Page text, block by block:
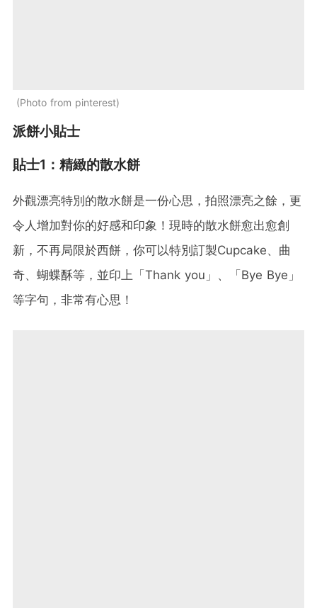
Photo from pinterest
派餅小貼士
貼士1：精緻的散水餅
外觀漂亮特別的散水餅是一份心思，拍照漂亮之餘，更
令人增加對你的好感和印象！現時的散水餅愈出愈創
新，不再局限於西餅，你可以特別訂製Cupcake、曲
奇、蝴蝶酥等，並印上「Thank you」、「Bye Bye」
等字句，非常有心思！